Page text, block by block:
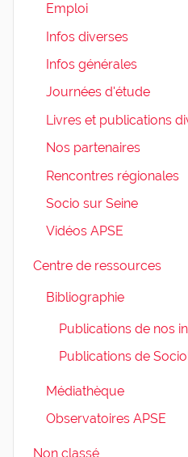
Emploi
Infos diverses
Infos générales
Journées d'étude
Livres et publications
Nos partenaires
Rencontres régionales
Socio sur Seine
Vidéos APSE
Centre de ressources
Bibliographie
Publications de nos
Publications de
Médiathèque
Observatoires APSE
Non classé